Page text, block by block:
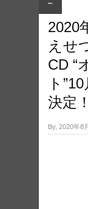
←
2020
えせ
CD “
ト
決定
By, 2020年8